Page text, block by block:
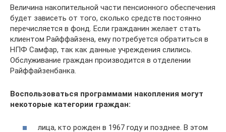
Величина накопительной части пенсионного обеспечения
будет зависеть от того, сколько средств постоянно
перечисляется в фонд. Если гражданин желает стать
клиентом Райффайзена, ему потребуется обратиться в
НПФ Самфар, так как данные учреждения слились.
Обслуживание граждан производится в отделении
Райффайзенбанка.
Воспользоваться программами накопления могут
некоторые категории граждан:
лица, кто рожден в 1967 году и позднее. В этом